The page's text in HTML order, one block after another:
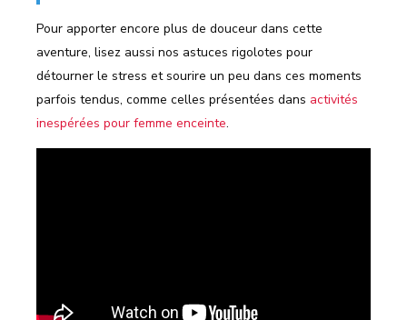
Pour apporter encore plus de douceur dans cette
aventure, lisez aussi nos astuces rigolotes pour
détourner le stress et sourire un peu dans ces moments
parfois tendus, comme celles présentées dans activités
inespérées pour femme enceinte.